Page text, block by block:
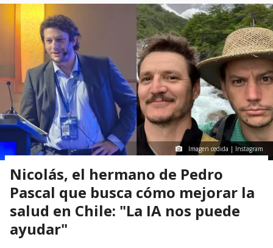
Imagen cedida | Instagram
Nicolás, el hermano de Pedro
Pascal que busca cómo mejorar la
salud en Chile: "La IA nos puede
ayudar"